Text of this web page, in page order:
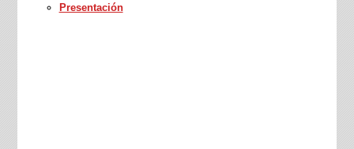
Presentación